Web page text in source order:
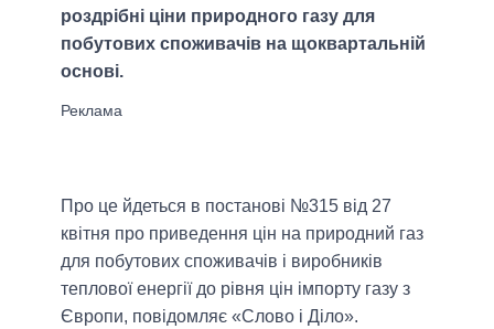
роздрібні ціни природного газу для
побутових споживачів на щоквартальній
основі.
Про це йдеться в постанові №315 від 27
квітня про приведення цін на природний газ
для побутових споживачів і виробників
теплової енергії до рівня цін імпорту газу з
Європи, повідомляє «Слово і Діло».